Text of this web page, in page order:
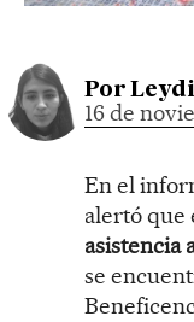
Por
16 de
En el
alertó que
asistencia
se